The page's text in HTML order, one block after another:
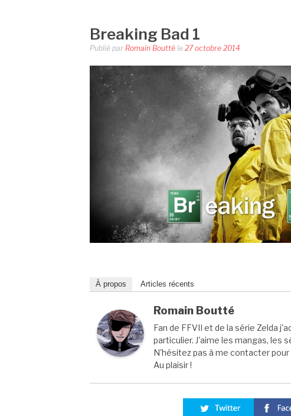
Breaking Bad 1
Publié par Romain Boutté le 27 octobre 2014
À propos Articles récents
Romain Boutté
Fan de FFVII et de la série Zelda
particulier. J'aime les mangas, les
N'hésitez pas à me contacter
Au plaisir !